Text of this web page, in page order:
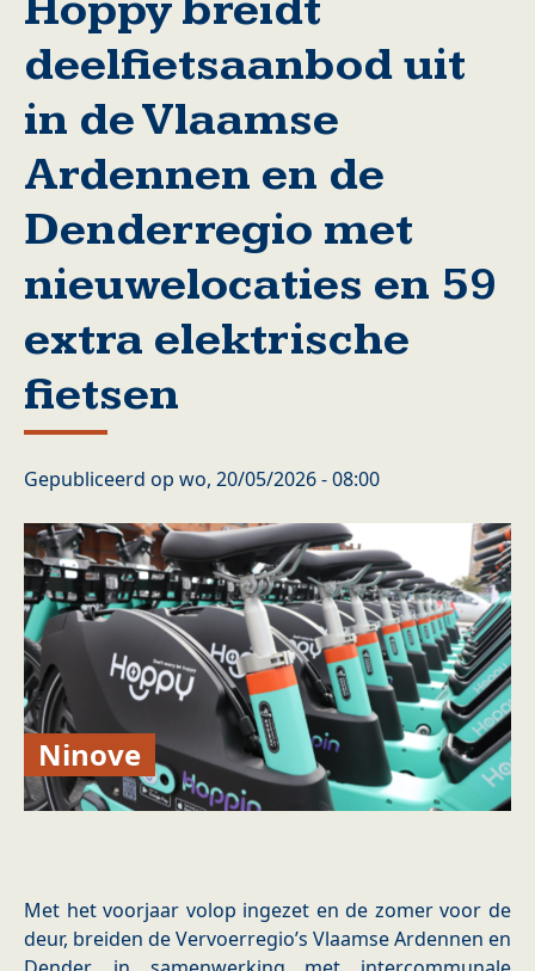
deelfietsaanbod uit
in de Vlaamse
Ardennen en de
Denderregio met
nieuwelocaties en 59
extra elektrische
fietsen
Gepubliceerd op wo, 20/05/2026 - 08:00
Ninove
Met het voorjaar volop ingezet en de zomer voor de
deur, breiden de Vervoerregio’s Vlaamse Ardennen en